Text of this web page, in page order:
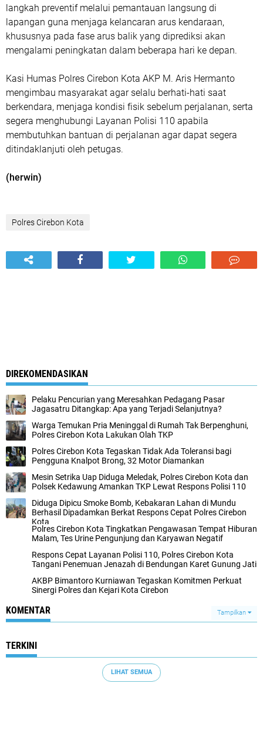
langkah preventif melalui pemantauan langsung di
lapangan guna menjaga kelancaran arus kendaraan,
khususnya pada fase arus balik yang diprediksi akan
mengalami peningkatan dalam beberapa hari ke depan.
Kasi Humas Polres Cirebon Kota AKP M. Aris Hermanto
mengimbau masyarakat agar selalu berhati-hati saat
berkendara, menjaga kondisi fisik sebelum perjalanan, serta
segera menghubungi Layanan Polisi 110 apabila
membutuhkan bantuan di perjalanan agar dapat segera
ditindaklanjuti oleh petugas.
(herwin)
Polres Cirebon Kota
DIREKOMENDASIKAN
Pelaku Pencurian yang Meresahkan Pedagang Pasar
Jagasatru Ditangkap: Apa yang Terjadi Selanjutnya?
Warga Temukan Pria Meninggal di Rumah Tak Berpenghuni,
Polres Cirebon Kota Lakukan Olah TKP
Polres Cirebon Kota Tegaskan Tidak Ada Toleransi bagi
Pengguna Knalpot Brong, 32 Motor Diamankan
Mesin Setrika Uap Diduga Meledak, Polres Cirebon Kota dan
Polsek Kedawung Amankan TKP Lewat Respons Polisi 110
Diduga Dipicu Smoke Bomb, Kebakaran Lahan di Mundu
Berhasil Dipadamkan Berkat Respons Cepat Polres Cirebon
Kota
Polres Cirebon Kota Tingkatkan Pengawasan Tempat Hiburan
Malam, Tes Urine Pengunjung dan Karyawan Negatif
Respons Cepat Layanan Polisi 110, Polres Cirebon Kota
Tangani Penemuan Jenazah di Bendungan Karet Gunung Jati
AKBP Bimantoro Kurniawan Tegaskan Komitmen Perkuat
Sinergi Polres dan Kejari Kota Cirebon
KOMENTAR Tampilkan
TERKINI
LIHAT SEMUA